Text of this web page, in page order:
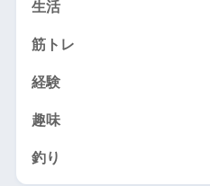
生活
筋トレ
経験
趣味
釣り